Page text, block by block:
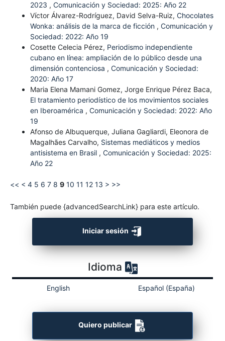
2023 , Comunicación y Sociedad: 2025: Año 22
Víctor Álvarez-Rodríguez, David Selva-Ruiz, Chocolates
Wonka: análisis de la marca de ficción , Comunicación y
Sociedad: 2022: Año 19
Cosette Celecia Pérez, Periodismo independiente
cubano en línea: ampliación de lo público desde una
dimensión contenciosa , Comunicación y Sociedad:
2020: Año 17
Maria Elena Mamani Gomez, Jorge Enrique Pérez Baca,
El tratamiento periodístico de los movimientos sociales
en Iberoamérica , Comunicación y Sociedad: 2022: Año
19
Afonso de Albuquerque, Juliana Gagliardi, Eleonora de
Magalhães Carvalho, Sistemas mediáticos y medios
antisistema en Brasil , Comunicación y Sociedad: 2025:
Año 22
<< < 4 5 6 7 8 9 10 11 12 13 > >>
También puede {advancedSearchLink} para este artículo.
Iniciar sesión
Idioma
English Español (España)
Quiero publicar